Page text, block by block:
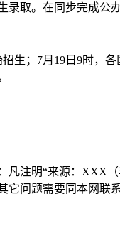
录取。在同步完成公
生；7月19日9时，
注明“来源：XXX
问题需要同本网联